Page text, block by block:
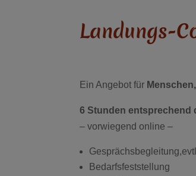
Landungs-
Ein Angebot für
6 Stunden entsprechend
– vorwiegend online –
Bedarfsfeststellung